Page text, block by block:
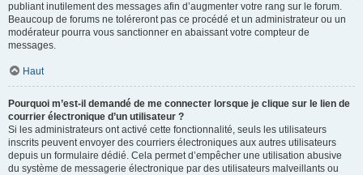
publiant inutilement des messages afin d’augmenter votre rang sur le forum.
Beaucoup de forums ne toléreront pas ce procédé et un administrateur ou un
modérateur pourra vous sanctionner en abaissant votre compteur de
messages.
Haut
Pourquoi m’est-il demandé de me connecter lorsque je clique sur le lien de
courrier électronique d’un utilisateur ?
Si les administrateurs ont activé cette fonctionnalité, seuls les utilisateurs
inscrits peuvent envoyer des courriers électroniques aux autres utilisateurs
depuis un formulaire dédié. Cela permet d’empêcher une utilisation abusive
du système de messagerie électronique par des utilisateurs malveillants ou